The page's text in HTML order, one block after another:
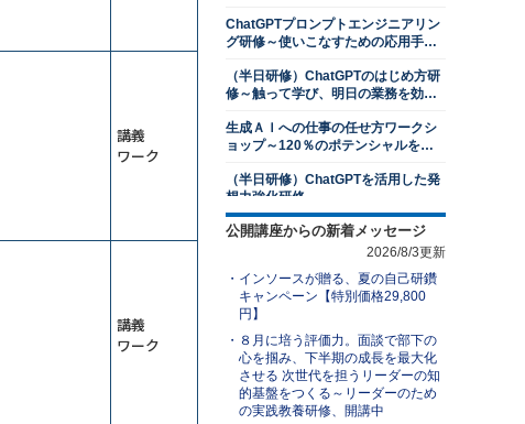
講義
ワーク
講義
ワーク
判断力強化研修～８つの観点で意思
決定ができる管理職になる
2026年8月24日(月)オンライン
プレゼンテーション研修～相手を動
会員 13,500円 通常 14,300円
若手社員研修～主体性の発揮
14,300円
2026年8月31日(月)オンライン
修～自他尊重のスタンスで言いにく
いことを伝える
会員 13,500円 通常 14,300円
2026年8月31日(月)オンライン
ChatGPTプロンプトエンジニアリン
グ研修～使いこなすための応用手法
（半日研修）ChatGPTのはじめ方研
修～触って学び、明日の業務を効率
生成ＡＩへの仕事の任せ方ワークシ
ョップ～120％のポテンシャルを発
（半日研修）ChatGPTを活用した発
想力強化研修
業務効率化のためのGemini研修～
Googleアプリとの連携で作業時間を
ＡＩエージェント基礎研修～自分専
用の生成ＡＩで業務を自動化する
（半日研修）ChatGPT×Excel研修～
身近なExcel業務から始めるＡＩ活用
ChatGPTを活用したビジネス文書研
修～文書作成の新スタンダードを学
公開講座からの新着メッセージ
2026/8/3更新
インソースが贈る、夏の自己研鑽
キャンペーン【特別価格29,800
円】
８月に培う評価力。面談で部下の
心を掴み、下半期の成長を最大化
させる 次世代を担うリーダーの知
的基盤をつくる～リーダーのため
の実践教養研修、開講中